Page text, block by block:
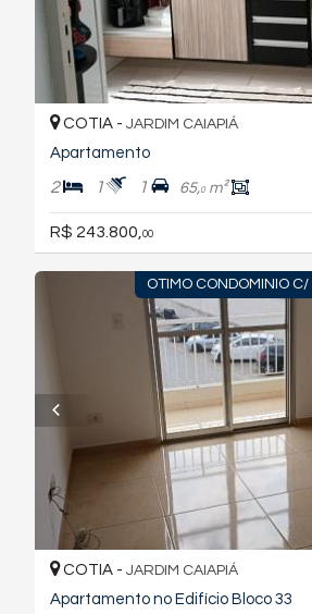
COTIA - JARDIM CAIAPIÁ
Apartamento
2 1 1 65,0m²
R$ 243.800, 00
OTIMO CONDOMINIO
COTIA - JARDIM CAIAPIÁ
Apartamento no Edifício Bloco 33